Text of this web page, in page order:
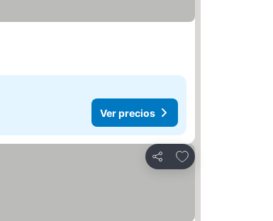
Ver precios
Compartir
Agregar a favoritos